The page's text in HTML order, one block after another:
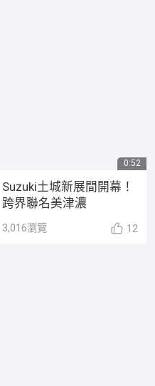
0:52
Suzuki土城新展間開幕！
跨界聯名美津濃
3,016瀏覽 12